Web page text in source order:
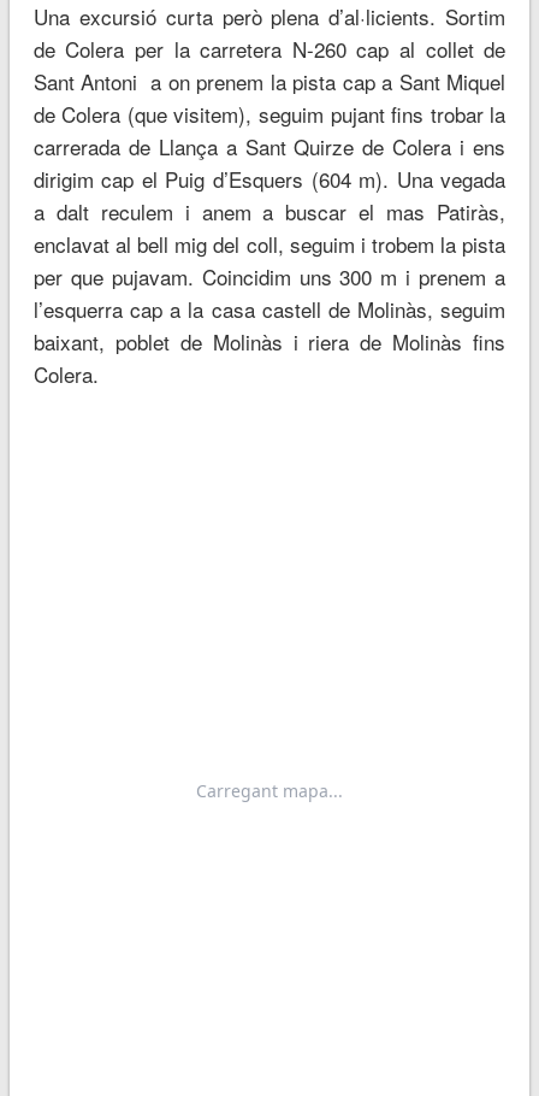
Una excursió curta però plena d’al·licients. Sortim
de Colera per la carretera N-260 cap al collet de
Sant Antoni a on prenem la pista cap a Sant Miquel
de Colera (que visitem), seguim pujant fins trobar la
carrerada de Llança a Sant Quirze de Colera i ens
dirigim cap el Puig d’Esquers (604 m). Una vegada
a dalt reculem i anem a buscar el mas Patiràs,
enclavat al bell mig del coll, seguim i trobem la pista
per que pujavam. Coincidim uns 300 m i prenem a
l’esquerra cap a la casa castell de Molinàs, seguim
baixant, poblet de Molinàs i riera de Molinàs fins
Colera.